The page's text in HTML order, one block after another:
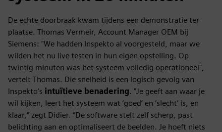
De echte doorbraak kwam tijdens een demonstratie ter
plaatse. Thomas Vermeir, Account Manager OEM bij
Siemens: "We hadden Inspekto al voorgesteld, maar we
wilden het nu live testen in hun eigen opstelling. Op
twintig minuten was het systeem volledig operationeel",
vertelt Thomas. Die snelheid is een logisch gevolg van
Inspekto’s intuïtieve benadering. "Je geeft aan waar je
wil kijken, leert het systeem wat ‘goed’ en ‘slecht’ is, en
klaar,” zegt Didier. “De software stelt zelf scherp, past
belichting aan en optimaliseert de beelden. Je hoeft niets